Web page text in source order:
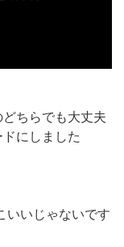
どちらでも大丈夫
にしました
いいじゃないです